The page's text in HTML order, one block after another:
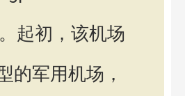
起初，该机场
的军用机场，